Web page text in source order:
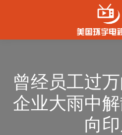
曾经员工过
企业大雨中
向